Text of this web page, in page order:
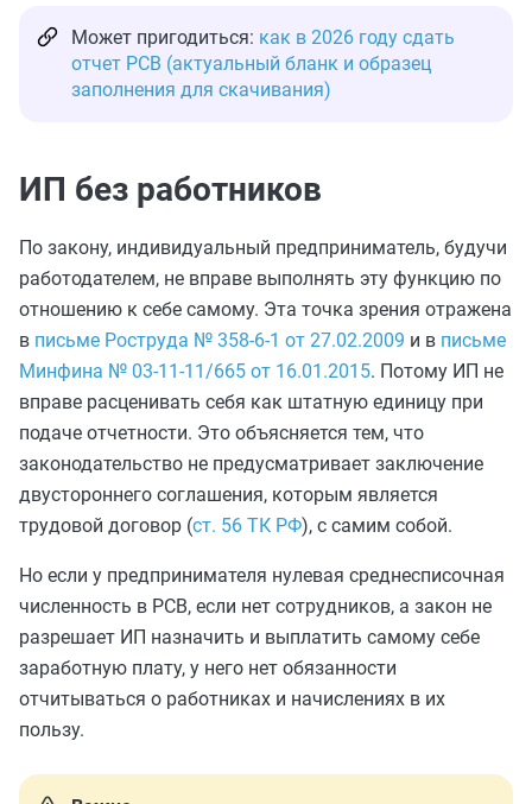
Может пригодиться: как в 2026 году сдать
отчет РСВ (актуальный бланк и образец
заполнения для скачивания)
ИП без работников
По закону, индивидуальный предприниматель, будучи
работодателем, не вправе выполнять эту функцию по
отношению к себе самому. Эта точка зрения отражена
в письме Роструда № 358-6-1 от 27.02.2009 и в письме
Минфина № 03-11-11/665 от 16.01.2015. Потому ИП не
вправе расценивать себя как штатную единицу при
подаче отчетности. Это объясняется тем, что
законодательство не предусматривает заключение
двустороннего соглашения, которым является
трудовой договор (ст. 56 ТК РФ), с самим собой.
Но если у предпринимателя нулевая среднесписочная
численность в РСВ, если нет сотрудников, а закон не
разрешает ИП назначить и выплатить самому себе
заработную плату, у него нет обязанности
отчитываться о работниках и начислениях в их
пользу.